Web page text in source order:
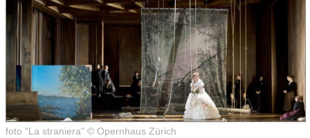
foto "La straniera" © Opernhaus Zürich